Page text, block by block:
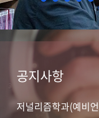
공지사항​